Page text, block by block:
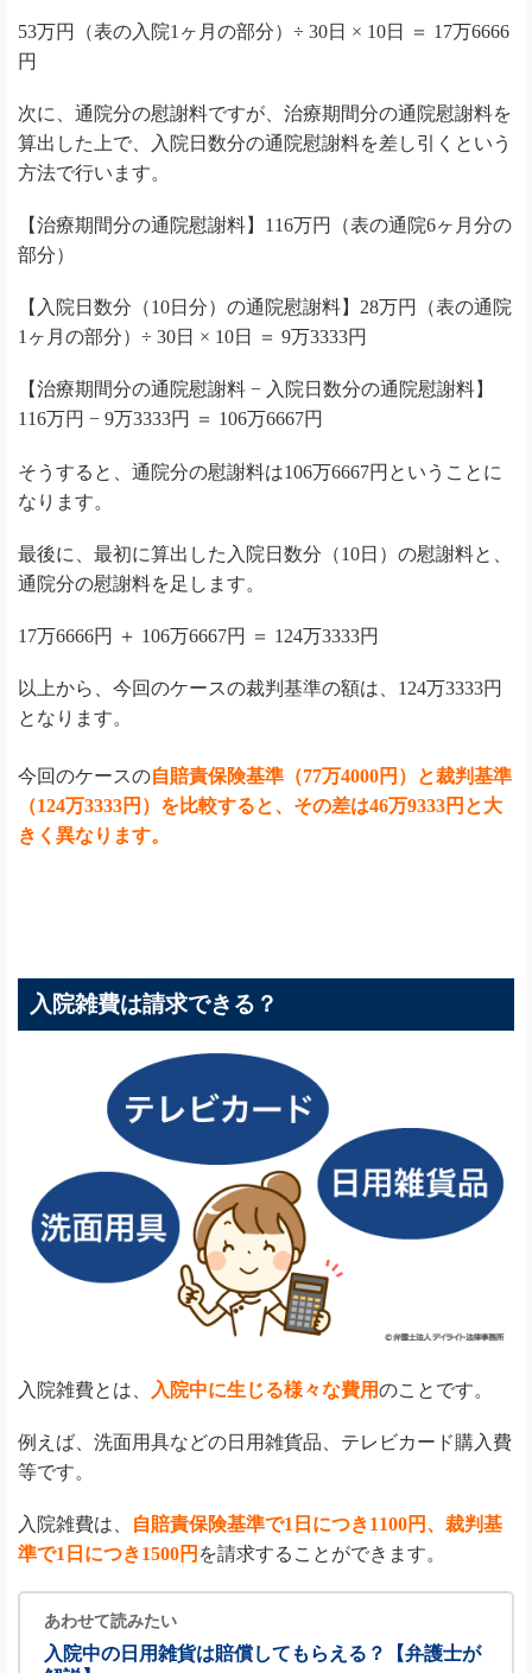
53万円（表の入院1ヶ月の部分）÷ 30日 × 10日 ＝ 17万6666
円
次に、通院分の慰謝料ですが、治療期間分の通院慰謝料を
算出した上で、入院日数分の通院慰謝料を差し引くという
方法で行います。
【治療期間分の通院慰謝料】116万円（表の通院6ヶ月分の
部分）
【入院日数分（10日分）の通院慰謝料】28万円（表の通院
1ヶ月の部分）÷ 30日 × 10日 ＝ 9万3333円
【治療期間分の通院慰謝料 − 入院日数分の通院慰謝料】
116万円 − 9万3333円 ＝ 106万6667円
そうすると、通院分の慰謝料は106万6667円ということに
なります。
最後に、最初に算出した入院日数分（10日）の慰謝料と、
通院分の慰謝料を足します。
17万6666円 ＋ 106万6667円 ＝ 124万3333円
以上から、今回のケースの裁判基準の額は、124万3333円
となります。
今回のケースの自賠責保険基準（77万4000円）と裁判基準
（124万3333円）を比較すると、その差は46万9333円と大
きく異なります。
入院雑費は請求できる？
入院雑費とは、 入院中に生じる様々な費用のことです。
例えば、洗面用具などの日用雑貨品、テレビカード購入費
等です。
入院雑費は、
自賠責保険基準で1日につき1100円、裁判基
準で1日につき1500円 を請求することができます。
あわせて読みたい
入院中の日用雑貨は賠償してもらえる？【弁護士が